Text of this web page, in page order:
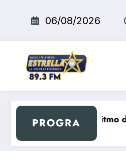
06/08/2026
PROGRA
Al Ritmo de la Vida